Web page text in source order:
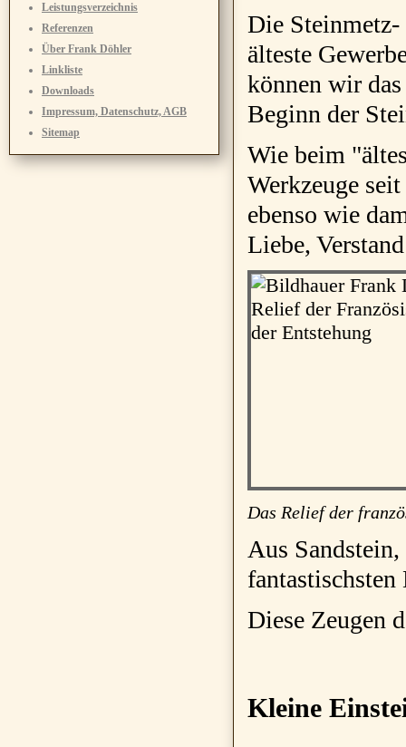
Leistungsverzeichnis
Referenzen
Über Frank Döhler
Linkliste
Downloads
Impressum, Datenschutz, AGB
Sitemap
Die
älteste
können wir
Beginn der
Wie beim
Werkzeuge
ebenso wie
Liebe,
Das Relief der
Aus
Diese Zeugen
Kleine